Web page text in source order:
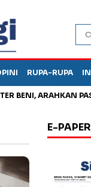
RUPA-RUPA
ARAHKAN PASIEN
E-